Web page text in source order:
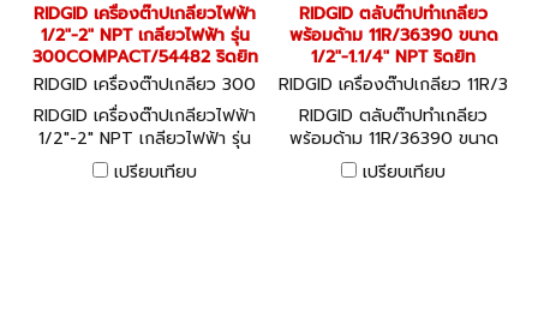
RIDGID เครื่องต๊าปเกลียวไฟฟ้า
1/2"-2" NPT เกลียวไฟฟ้า รุ่น
300COMPACT/54482 ริดยิท
RIDGID เครื่องต๊าปเกลียว 300
COMPACT NPT (54482)
RIDGID เครื่องต๊าปเกลียวไฟฟ้า
1/2"-2" NPT เกลียวไฟฟ้า รุ่น
300COMPACT/54482 ริดยิท
เปรียบเทียบ
RIDGID ตลับต๊าปทำเกลียว
พร้อมด้าม 11R/36390 ขนาด
1/2"-1.1/4" NPT ริดยิท
RIDGID เครื่องต๊าปเกลียว 11R/3
6390
RIDGID ตลับต๊าปทำเกลียว
พร้อมด้าม 11R/36390 ขนาด
1/2"-1.1/4" NPT ริดยิท
เปรียบเทียบ